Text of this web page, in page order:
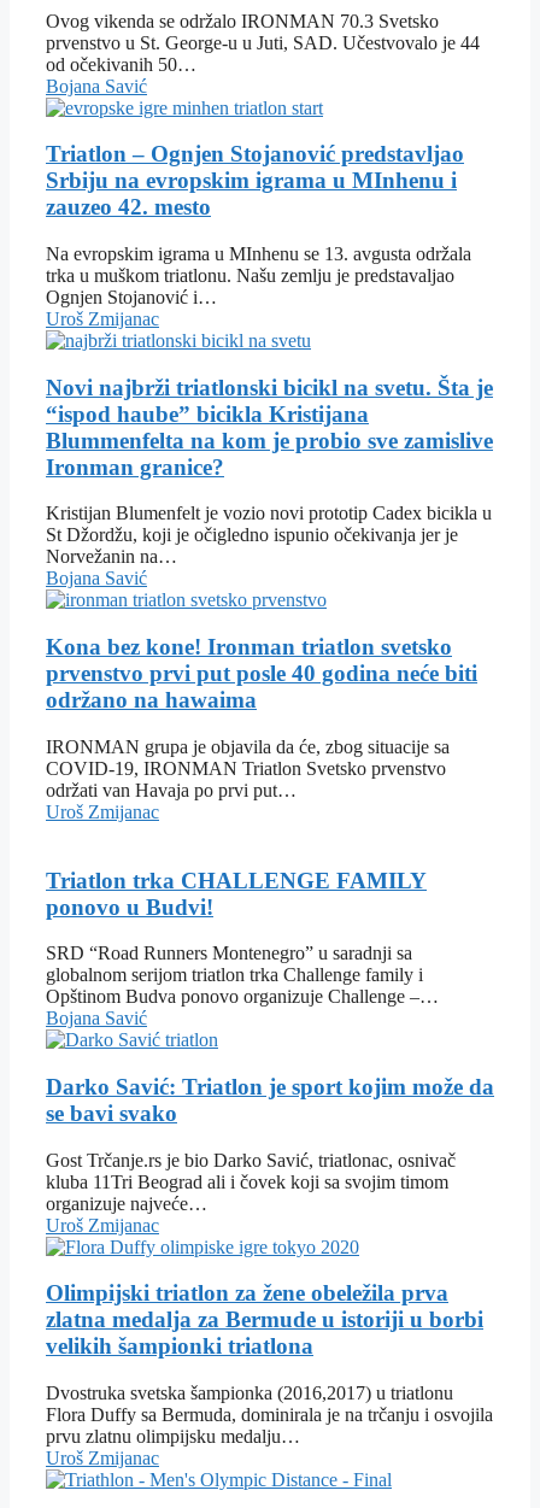
Ovog vikenda se održalo IRONMAN 70.3 Svetsko
prvenstvo u St. George-u u Juti, SAD. Učestvovalo je 44
od očekivanih 50…
Bojana Savić
Triatlon – Ognjen Stojanović predstavljao
Srbiju na evropskim igrama u MInhenu i
zauzeo 42. mesto
Na evropskim igrama u MInhenu se 13. avgusta održala
trka u muškom triatlonu. Našu zemlju je predstavaljao
Ognjen Stojanović i…
Uroš Zmijanac
Novi najbrži triatlonski bicikl na svetu. Šta je
“ispod haube” bicikla Kristijana
Blummenfelta na kom je probio sve zamislive
Ironman granice?
Kristijan Blumenfelt je vozio novi prototip Cadex bicikla u
St Džordžu, koji je očigledno ispunio očekivanja jer je
Norvežanin na…
Bojana Savić
Kona bez kone! Ironman triatlon svetsko
prvenstvo prvi put posle 40 godina neće biti
održano na hawaima
IRONMAN grupa je objavila da će, zbog situacije sa
COVID-19, IRONMAN Triatlon Svetsko prvenstvo
održati van Havaja po prvi put…
Uroš Zmijanac
Triatlon trka CHALLENGE FAMILY
ponovo u Budvi!
SRD “Road Runners Montenegro” u saradnji sa
globalnom serijom triatlon trka Challenge family i
Opštinom Budva ponovo organizuje Challenge –…
Bojana Savić
Darko Savić: Triatlon je sport kojim može da
se bavi svako
Gost Trčanje.rs je bio Darko Savić, triatlonac, osnivač
kluba 11Tri Beograd ali i čovek koji sa svojim timom
organizuje najveće…
Uroš Zmijanac
Olimpijski triatlon za žene obeležila prva
zlatna medalja za Bermude u istoriji u borbi
velikih šampionki triatlona
Dvostruka svetska šampionka (2016,2017) u triatlonu
Flora Duffy sa Bermuda, dominirala je na trčanju i osvojila
prvu zlatnu olimpijsku medalju…
Uroš Zmijanac